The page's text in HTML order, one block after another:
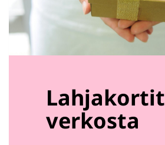
Lahjakortit
verkosta